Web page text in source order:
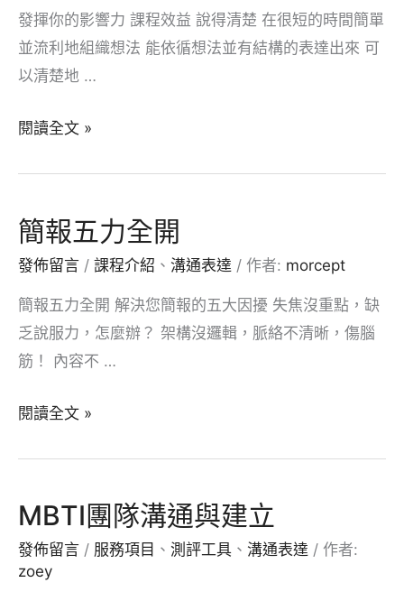
通
發揮你的影響力 課程效益 說得清楚 在很短的時間簡單
並流利地組織想法 能依循想法並有結構的表達出來 可
以清楚地 …
發
影
響
力
閱讀全文 »
簡報五力全開
發佈留言 / 課程介紹 、 溝通表達 / 作者: morcept
簡報五力全開 解決您簡報的五大因擾 失焦沒重點，缺
乏說服力，怎麼辦？ 架構沒邏輯，脈絡不清晰，傷腦
筋！ 內容不 …
簡
全
開
閱讀全文 »
MBTI團隊溝通與建立
發佈留言 / 服務項目 、 測評工具 、 溝通表達 / 作者:
zoey